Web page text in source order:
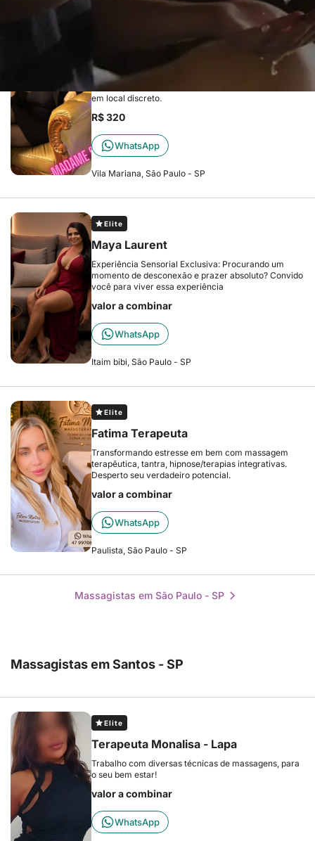
Prazer sou a Sol terapeuta! Trabalho com massagem
tântrica, relaxante e sensual. Atendo na Vila Mariana
em local discreto.
R$ 320
WhatsApp
Vila Mariana, São Paulo - SP
Elite
Maya Laurent
Experiência Sensorial Exclusiva: Procurando um
momento de desconexão e prazer absoluto? Convido
você para viver essa experiência
valor a combinar
WhatsApp
Itaim bibi, São Paulo - SP
Elite
Fatima Terapeuta
Transformando estresse em bem com massagem
terapêutica, tantra, hipnose/terapias integrativas.
Desperto seu verdadeiro potencial.
valor a combinar
WhatsApp
Paulista, São Paulo - SP
Massagistas em São Paulo - SP
Massagistas em Santos - SP
Elite
Terapeuta Monalisa - Lapa
Trabalho com diversas técnicas de massagens, para
o seu bem estar!
valor a combinar
WhatsApp